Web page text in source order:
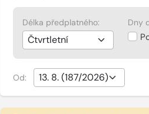
Délka předplatného: Dny
Od: